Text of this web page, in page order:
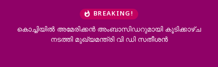
BREAKING!
കൊച്ചിയിൽ അമേരിക്കൻ അംബാസിഡറുമായി കൂടിക്കാഴ്ച
നടത്തി മുഖ്യമന്ത്രി വി ഡി സതീശൻ